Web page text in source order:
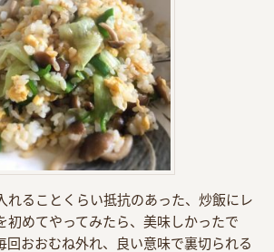
れることくらい抵抗のあった、炒飯にレ
初めてやってみたら、美味しかったで
回おおむね外れ、良い意味で裏切られる